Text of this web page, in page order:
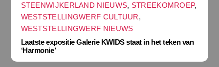
STEENWIJKERLAND NIEUWS, STREEKOMROEP,
WESTSTELLINGWERF CULTUUR,
WESTSTELLINGWERF NIEUWS
Laatste expositie Galerie KWIDS staat in het teken van
‘Harmonie’